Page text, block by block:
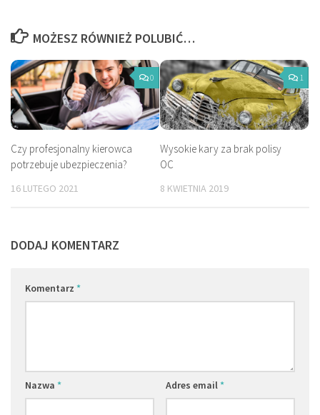
MOŻESZ RÓWNIEŻ POLUBIĆ…
0
Czy profesjonalny kierowca
potrzebuje ubezpieczenia?
16 LUTEGO 2021
1
Wysokie kary za brak polisy
OC
8 KWIETNIA 2019
DODAJ KOMENTARZ
Komentarz *
Nazwa * Adres email*